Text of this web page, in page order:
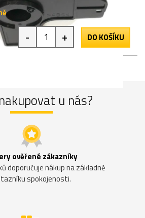
- + DO KOŠÍKU
nakupovat u nás?
ověřené zákazníky
doporučuje nákup na základně
spokojenosti.